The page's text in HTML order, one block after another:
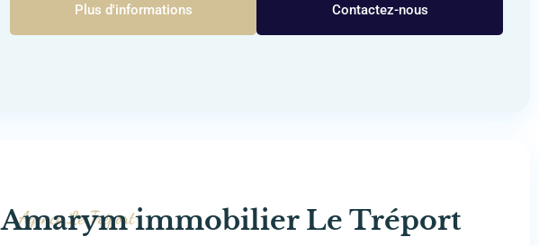
Plus d'informations Contactez-nous
Agence Le Tréport
Amarym immobilier Le Tréport